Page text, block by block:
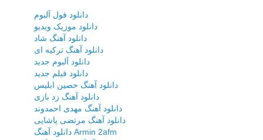
دانلود فول آلبوم
دانلود موزیک ویدیو
دانلود آهنگ شاد
دانلود آهنگ ترکیه ای
دانلود آلبوم جدید
دانلود فیلم جدید
دانلود آهنگ حصین ابلیس
دانلود آهنگ زد بازی
دانلود آهنگ مهدی احمدوند
دانلود آهنگ مرتضی پاشایی
دانلود آهنگ Armin 2afm